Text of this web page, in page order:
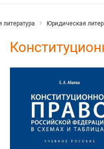
Юридическая